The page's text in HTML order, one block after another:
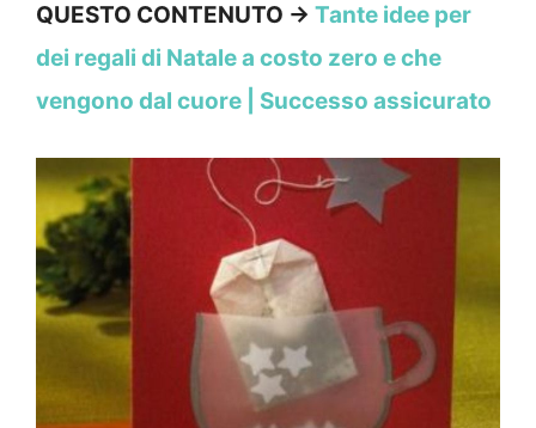
QUESTO CONTENUTO → Tante idee per
dei regali di Natale a costo zero e che
vengono dal cuore | Successo assicurato